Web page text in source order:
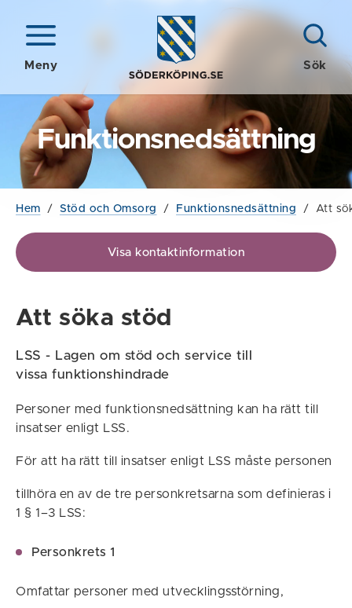
Meny Sök
Funktionsnedsättning
Hem / Stöd och Omsorg / Funktionsnedsättning / Att
Visa kontaktinformation
Att söka stöd
LSS - Lagen om stöd och service till
vissa funktionshindrade
Personer med funktionsnedsättning kan ha rätt till
insatser enligt LSS.
För att ha rätt till insatser enligt LSS måste personen
tillhöra en av de tre personkretsarna som definieras i
1 § 1–3 LSS:
Personkrets 1
Omfattar personer med utvecklingsstörning,